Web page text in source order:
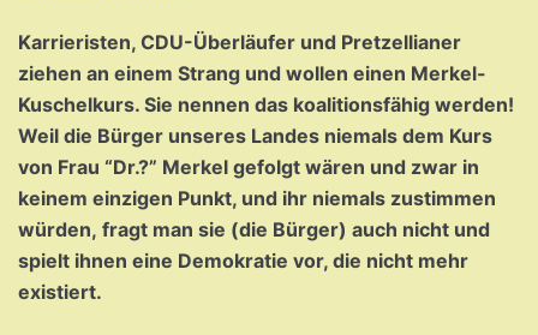
Karrieristen, CDU-Überläufer und Pretzellianer
ziehen an einem Strang und wollen einen Merkel-
Kuschelkurs. Sie nennen das koalitionsfähig werden!
Weil die Bürger unseres Landes niemals dem Kurs
von Frau “Dr.?” Merkel gefolgt wären und zwar in
keinem einzigen Punkt, und ihr niemals zustimmen
würden, fragt man sie (die Bürger) auch nicht und
spielt ihnen eine Demokratie vor, die nicht mehr
existiert.